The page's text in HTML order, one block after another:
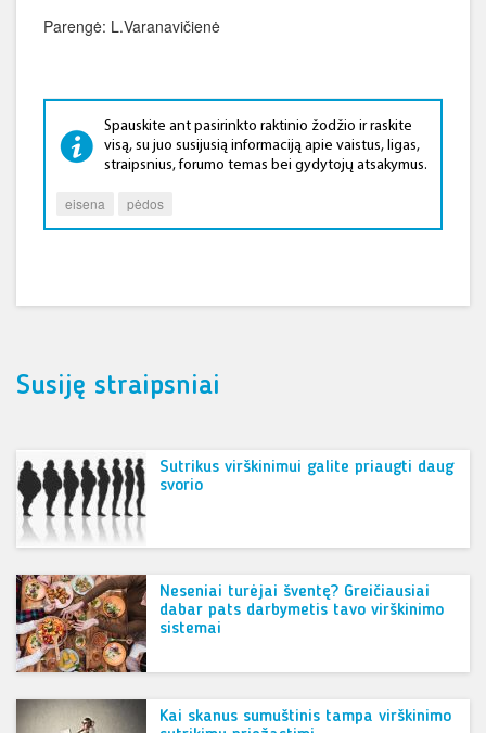
Parengė: L.Varanavičienė
Spauskite ant pasirinkto raktinio žodžio ir raskite
visą, su juo susijusią informaciją apie vaistus, ligas,
straipsnius, forumo temas bei gydytojų atsakymus.
eisena pėdos
Susiję straipsniai
Sutrikus virškinimui galite priaugti daug
svorio
Neseniai turėjai šventę? Greičiausiai
dabar pats darbymetis tavo virškinimo
sistemai
Kai skanus sumuštinis tampa virškinimo